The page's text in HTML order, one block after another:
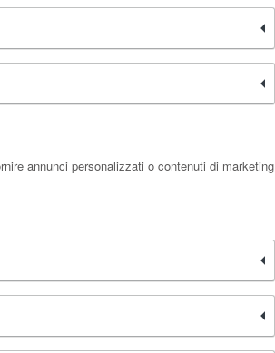
annunci personalizzati o contenuti di marketing